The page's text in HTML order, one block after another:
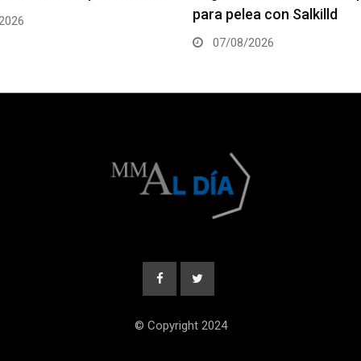
para pelea con Salkilld
06/08/
© Copyright 2024